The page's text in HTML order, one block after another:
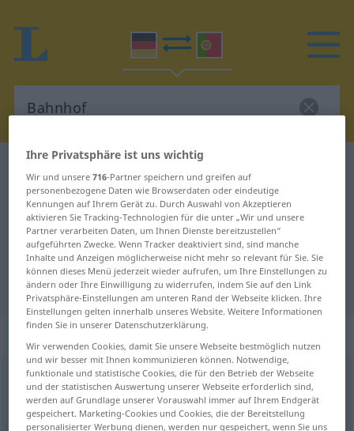
Deutsch-Portugiesisch
Übersetzung für "Bahnhof"
"Bahnhof" Portugiesisch
Übersetzung
: Maskulinum
Bahnhofm
Übersicht aller Übersetzungen
Ihre Privatsphäre ist uns wichtig
Wir und unsere716-Partner speichern und greifen auf
personenbezogene Daten wie Browserdaten oder eindeutige
Kennungen auf Ihrem Gerät zu. Durch Auswahl von Akzeptieren
aktivieren Sie Tracking-Technologien für die unter „Wir und unsere
Partner verarbeiten Daten, um Ihnen Dienste bereitzustellen“
aufgeführten Zwecke. Wenn Tracker deaktiviert sind, sind manche
Inhalte und Anzeigen möglicherweise nicht mehr so relevant für Sie. Sie
können dieses Menü jederzeit wieder aufrufen, um Ihre Einstellungen zu
ändern oder Ihre Einwilligung zu widerrufen, indem Sie auf den Link
Privatsphäre-Einstellungen am unteren Rand der Webseite klicken. Ihre
Einstellungen gelten innerhalb unseres Website. Weitere Informationen
finden Sie in unserer Datenschutzerklärung.
Wir verwenden Cookies, damit Sie unsere Webseite bestmöglich nutzen
und wir besser mit Ihnen kommunizieren können. Notwendige,
funktionale und statistische Cookies, die für den Betrieb der Webseite
und der statistischen Auswertung unserer Webseite erforderlich sind,
werden auf Grundlage unserer Vorauswahl immer auf Ihrem Endgerät
gespeichert. Marketing-Cookies und Cookies, die der Bereitstellung
personalisierter Werbung dienen, werden nur gespeichert, wenn Sie uns